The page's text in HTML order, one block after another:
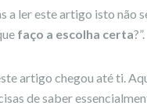
a ler este artigo isto não
faço a escolha certa?”.
artigo chegou até ti.
de saber